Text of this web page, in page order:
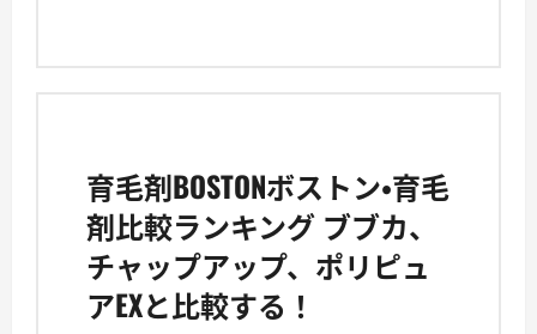
育毛剤BOSTONボストン・育毛
剤比較ランキング ブブカ、
チャップアップ、ポリピュ
アEXと比較する！